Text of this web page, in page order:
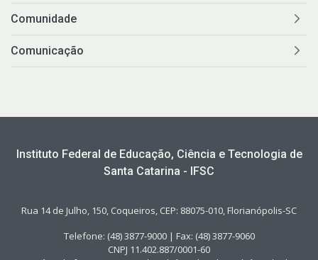
Comunidade
Comunicação
Instituto Federal de Educação, Ciência e Tecnologia de
Santa Catarina - IFSC
Rua 14 de Julho, 150, Coqueiros, CEP: 88075-010, Florianópolis-SC
Telefone: (48) 3877-9000 | Fax: (48) 3877-9060
CNPJ 11.402.887/0001-60